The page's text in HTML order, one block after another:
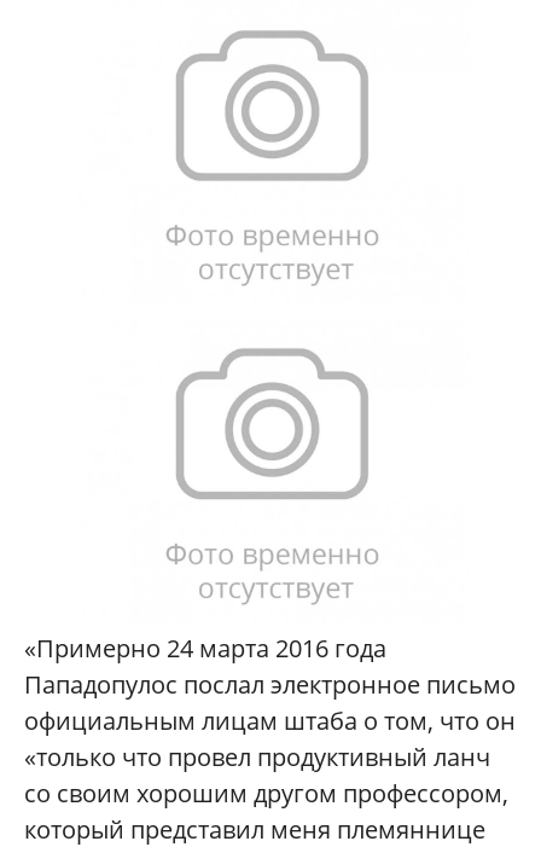
«Примерно 24 марта 2016 года
Пападопулос послал электронное письмо
официальным лицам штаба о том, что он
«только что провел продуктивный ланч
со своим хорошим другом профессором,
который представил меня племяннице